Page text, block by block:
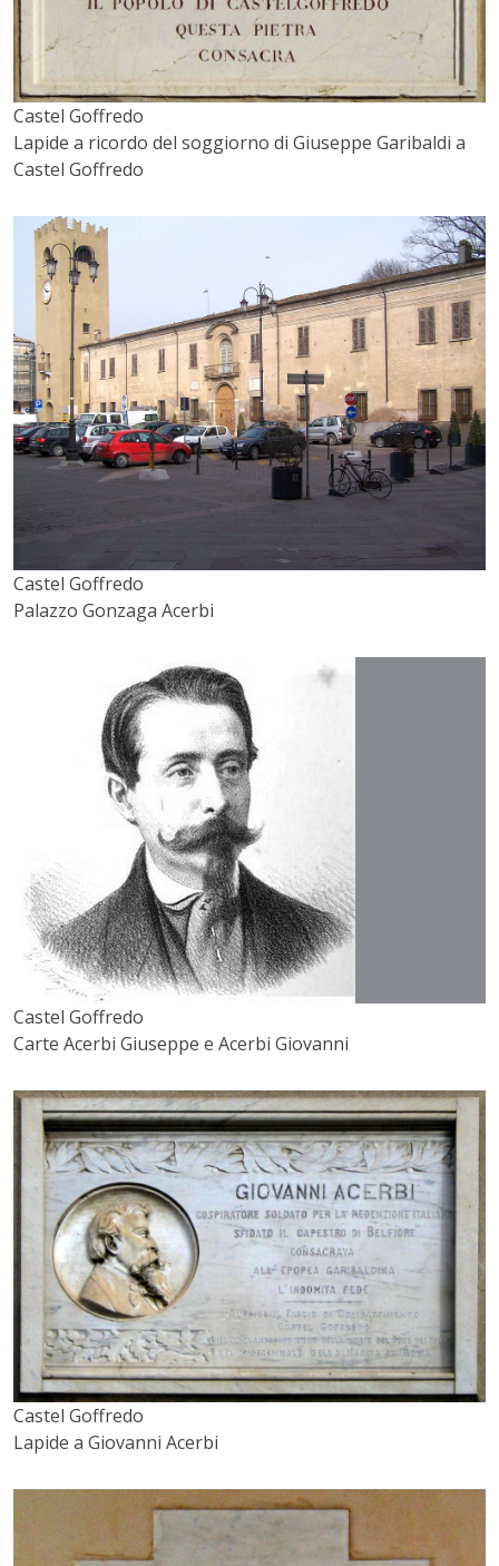
Castel Goffredo
Lapide a ricordo del soggiorno di Giuseppe Garibaldi a
Castel Goffredo
Castel Goffredo
Palazzo Gonzaga Acerbi
Castel Goffredo
Carte Acerbi Giuseppe e Acerbi Giovanni
Castel Goffredo
Lapide a Giovanni Acerbi